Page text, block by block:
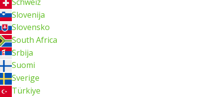
Slovenija
Slovensko
South Africa
Srbija
Suomi
Sverige
Türkiye